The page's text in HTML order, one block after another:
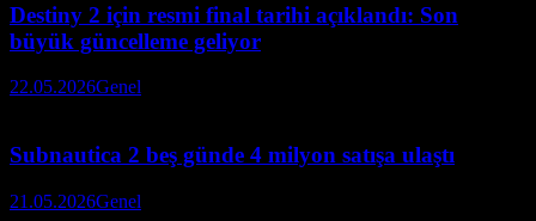
Destiny 2 için resmi final tarihi açıklandı: Son
büyük güncelleme geliyor
22.05.2026Genel
Subnautica 2 beş günde 4 milyon satışa ulaştı
21.05.2026Genel